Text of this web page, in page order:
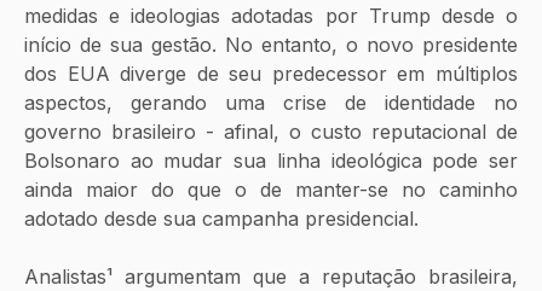
medidas e ideologias adotadas por Trump desde o
início de sua gestão. No entanto, o novo presidente
dos EUA diverge de seu predecessor em múltiplos
aspectos, gerando uma crise de identidade no
governo brasileiro - afinal, o custo reputacional de
Bolsonaro ao mudar sua linha ideológica pode ser
ainda maior do que o de manter-se no caminho
adotado desde sua campanha presidencial.
Analistas¹ argumentam que a reputação brasileira,